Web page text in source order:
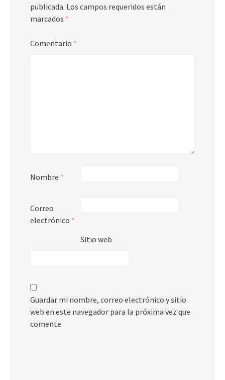
publicada. Los campos requeridos están
marcados *
Comentario *
Nombre *
Correo
electrónico *
Sitio web
Guardar mi nombre, correo electrónico y sitio
web en este navegador para la próxima vez que
comente.